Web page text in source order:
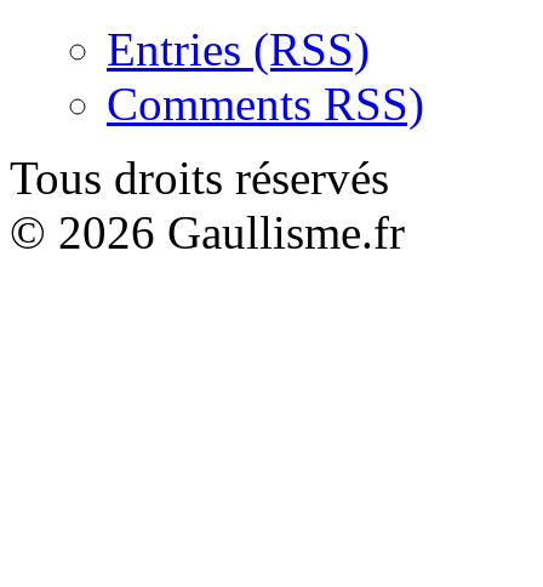
Entries (RSS)
Comments RSS)
Tous droits réservés
© 2026 Gaullisme.fr